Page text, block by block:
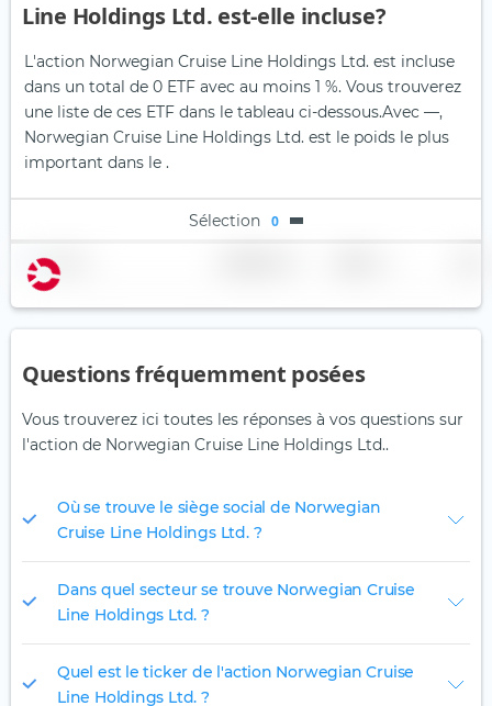
Line Holdings Ltd. est-elle incluse?
L'action Norwegian Cruise Line Holdings Ltd. est incluse
dans un total de 0 ETF avec au moins 1 %. Vous trouverez
une liste de ces ETF dans le tableau ci-dessous.Avec —,
Norwegian Cruise Line Holdings Ltd. est le poids le plus
important dans le .
Sélection 0
Nom
Questions fréquemment posées
Vous trouverez ici toutes les réponses à vos questions sur
l'action de Norwegian Cruise Line Holdings Ltd..
Où se trouve le siège social de Norwegian
Cruise Line Holdings Ltd. ?
Dans quel secteur se trouve Norwegian Cruise
Line Holdings Ltd. ?
Quel est le ticker de l'action Norwegian Cruise
Line Holdings Ltd. ?